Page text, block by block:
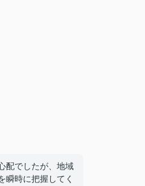
配でしたが、地域
瞬時に把握してく